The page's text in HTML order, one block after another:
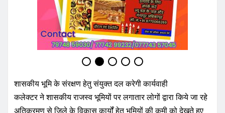
शासकीय भूमि के संरक्षण हेतु संयुक्त दल करेगी कार्यवाही
कलेक्टर ने शासकीय राजस्व भूमियों पर लगातार लोगों द्वारा किये जा रहे
अतिक्रमण से जिले के विकास कार्यों हेतु भूमियों की कमी को देखते हुए